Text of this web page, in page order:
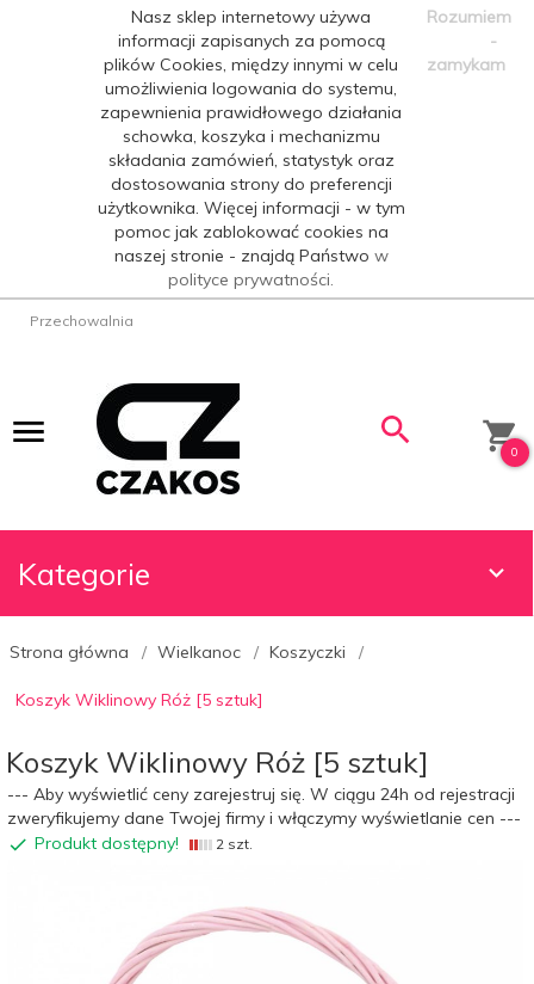
Nasz sklep internetowy używa
informacji zapisanych za pomocą
plików Cookies, między innymi w celu
umożliwienia logowania do systemu,
zapewnienia prawidłowego działania
schowka, koszyka i mechanizmu
składania zamówień, statystyk oraz
dostosowania strony do preferencji
użytkownika. Więcej informacji - w tym
pomoc jak zablokować cookies na
naszej stronie - znajdą Państwo w
polityce prywatności.
Rozumiem
-
zamykam
Przechowalnia
0
Kategorie
Strona główna Wielkanoc Koszyczki
Koszyk Wiklinowy Róż [5 sztuk]
Koszyk Wiklinowy Róż [5 sztuk]
--- Aby wyświetlić ceny zarejestruj się. W ciągu 24h od rejestracji
zweryfikujemy dane Twojej firmy i włączymy wyświetlanie cen ---
Produkt dostępny!
2 szt.